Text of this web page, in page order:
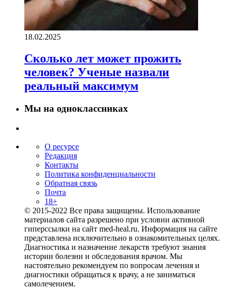
18.02.2025
Сколько лет может прожить
человек? Ученые назвали
реальный максимум
Мы на одноклассниках
О ресурсе
Редакция
Контакты
Политика конфиденциальности
Обратная связь
Почта
18+
© 2015-2022 Все права защищены. Использование
материалов сайта разрешено при условии активной
гиперссылки на сайт med-heal.ru. Информация на сайте
представлена исключительно в ознакомительных целях.
Диагностика и назначение лекарств требуют знания
истории болезни и обследования врачом. Мы
настоятельно рекомендуем по вопросам лечения и
диагностики обращаться к врачу, а не заниматься
самолечением.